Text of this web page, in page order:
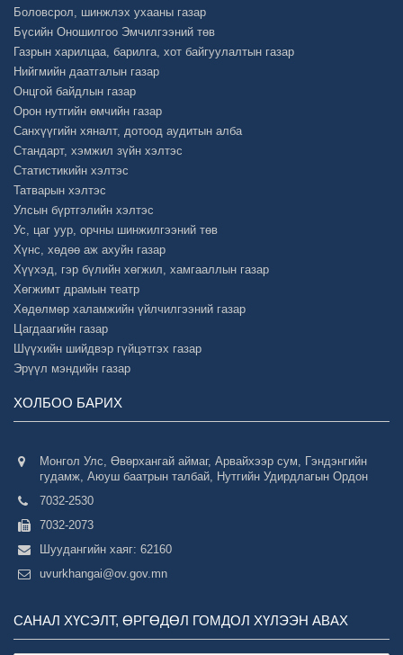
Боловсрол, шинжлэх ухааны газар
Бүсийн Оношилгоо Эмчилгээний төв
Газрын харилцаа, барилга, хот байгуулалтын газар
Нийгмийн даатгалын газар
Онцгой байдлын газар
Орон нутгийн өмчийн газар
Санхүүгийн хяналт, дотоод аудитын алба
Стандарт, хэмжил зүйн хэлтэс
Статистикийн хэлтэс
Татварын хэлтэс
Улсын бүртгэлийн хэлтэс
Ус, цаг уур, орчны шинжилгээний төв
Хүнс, хөдөө аж ахуйн газар
Хүүхэд, гэр бүлийн хөгжил, хамгааллын газар
Хөгжимт драмын театр
Хөдөлмөр халамжийн үйлчилгээний газар
Цагдаагийн газар
Шүүхийн шийдвэр гүйцэтгэх газар
Эрүүл мэндийн газар
ХОЛБОО БАРИХ
Монгол Улс, Өвөрхангай аймаг, Арвайхээр сум, Гэндэнгийн
гудамж, Аюуш баатрын талбай, Нутгийн Удирдлагын Ордон
7032-2530
7032-2073
Шуудангийн хаяг: 62160
uvurkhangai@ov.gov.mn
САНАЛ ХҮСЭЛТ, ӨРГӨДӨЛ ГОМДОЛ ХҮЛЭЭН АВАХ